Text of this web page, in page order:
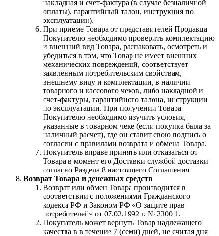
накладная и счет-фактура (в случае безналичной
оплаты), гарантийный талон, инструкция по
эксплуатации).
При приеме Товара от представителей Продавца
Покупателю необходимо проверить комплектацию
и внешний вид Товара, распаковать, осмотреть и
убедиться в том, что Товар не имеет внешних
механических повреждений, соответствует
заявленным потребительским свойствам,
внешнему виду и комплектации, в наличии
товарного и кассового чеков, либо накладной и
счет-фактуры, гарантийного талона, инструкции
по эксплуатации. При получении Товара
Покупателю необходимо изучить условия,
указанные в товарном чеке (если покупка была за
наличный расчет), где он ставит свою подпись о
согласии с правилами возврата и обмена Товара.
Покупатель вправе принять или отказаться от
Товара в момент его Доставки службой доставки
согласно Раздела 8 настоящего Соглашения.
Возврат Товара и денежных средств
Возврат или обмен Товара производится в
соответствии с положениями Гражданского
кодекса РФ и Законом РФ «О защите прав
потребителей» от 07.02.1992 г. № 2300-1.
Покупатель может вернуть Товар надлежащего
качества в в течение 7 (семи) дней, не считая дня